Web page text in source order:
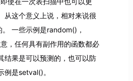
从这个意义上说，相对来说很
一些示例是random()，
，任何具有副作用的函数都必
结果是可以预测的，也可以防
例是setval()。